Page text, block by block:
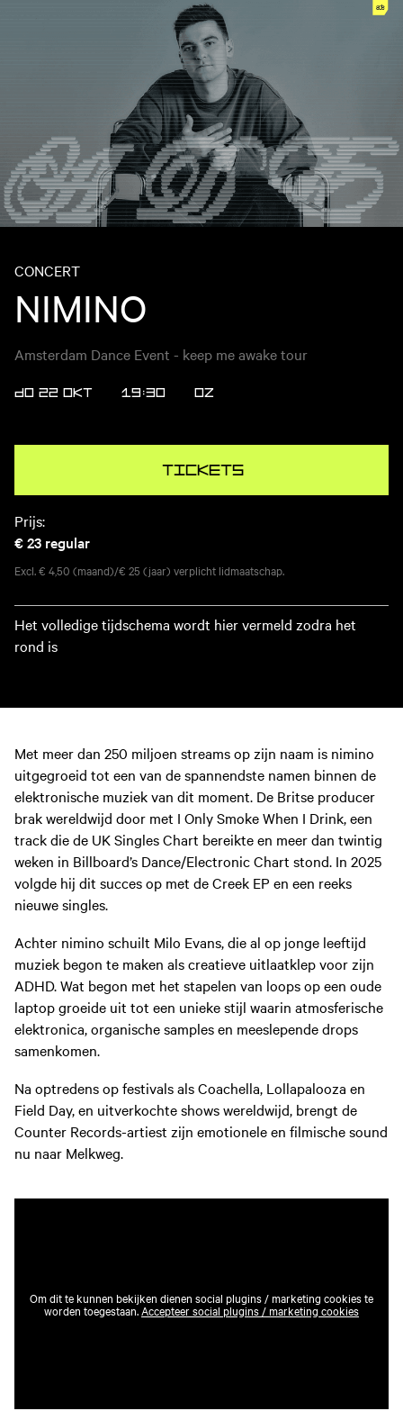
CONCERT
NIMINO
Amsterdam Dance Event - keep me awake tour
DO 22 OKT 19:30 OZ
Tickets
Prijs:
€ 23 regular
Excl. € 4,50 (maand)/€ 25 (jaar) verplicht lidmaatschap.
Het volledige tijdschema wordt hier vermeld zodra het
rond is
Met meer dan 250 miljoen streams op zijn naam is nimino
uitgegroeid tot een van de spannendste namen binnen de
elektronische muziek van dit moment. De Britse producer
brak wereldwijd door met I Only Smoke When I Drink, een
track die de UK Singles Chart bereikte en meer dan twintig
weken in Billboard’s Dance/Electronic Chart stond. In 2025
volgde hij dit succes op met de Creek EP en een reeks
nieuwe singles.
Achter nimino schuilt Milo Evans, die al op jonge leeftijd
muziek begon te maken als creatieve uitlaatklep voor zijn
ADHD. Wat begon met het stapelen van loops op een oude
laptop groeide uit tot een unieke stijl waarin atmosferische
elektronica, organische samples en meeslepende drops
samenkomen.
Na optredens op festivals als Coachella, Lollapalooza en
Field Day, en uitverkochte shows wereldwijd, brengt de
Counter Records-artiest zijn emotionele en filmische sound
nu naar Melkweg.
Om dit te kunnen bekijken dienen social plugins / marketing cookies te
worden toegestaan.Accepteer social plugins / marketing cookies